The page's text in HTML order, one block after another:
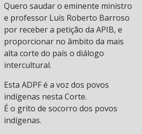
Quero saudar o eminente ministro
e professor Luís Roberto Barroso
por receber a petição da APIB, e
proporcionar no âmbito da mais
alta corte do país o diálogo
intercultural.
Esta ADPF é a voz dos povos
indígenas nesta Corte.
É o grito de socorro dos povos
indígenas.